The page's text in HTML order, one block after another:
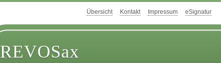
Übersicht Kontakt Impressum eSignatur
REVOSax